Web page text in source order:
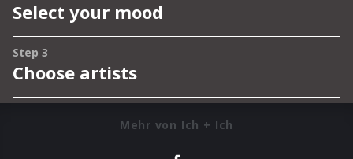
Mehr von Ich + Ich